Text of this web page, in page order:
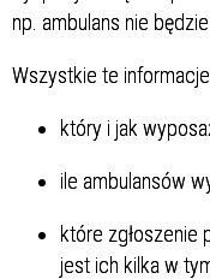
np. ambulans nie
Wszystkie te
który i jak
ile ambulansów
które zgłoszenie
jest ich kilka w